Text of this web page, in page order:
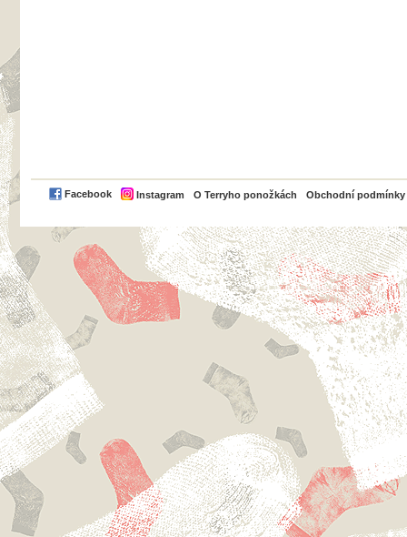
Facebook Instagram O Terryho ponožkách Obchodní podmínky
PayPal